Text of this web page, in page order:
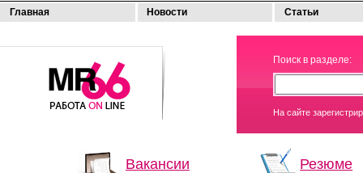
Главная Новости Статьи
МОЯ
РАБОТА
Поиск в разделе:
На сайте
Вакансии Резюме